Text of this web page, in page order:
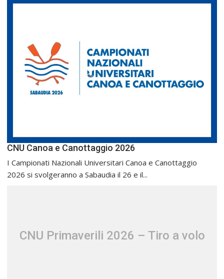
CNU Canoa e Canottaggio 2026
I Campionati Nazionali Universitari Canoa e Canottaggio
2026 si svolgeranno a Sabaudia il 26 e il...
CNU Primaverili 2026 – Tiro a volo